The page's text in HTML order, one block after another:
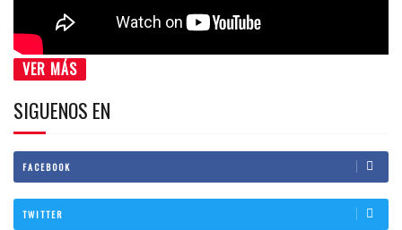
VER MÁS
SIGUENOS EN
FACEBOOK
TWITTER